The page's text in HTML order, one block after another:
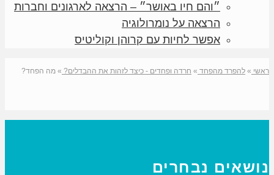
״והם חיו באושר״ – הרצאה לארגונים וחברות
הרצאה על נומרולוגיה
אפשר לחיות עם קרוהן וקוליטיס
ראשי » להפרד מהפחד » חרדה ופחדים - כיצד לזהות את ההבדלים? » מה הפחד?
נושאים נבחרים